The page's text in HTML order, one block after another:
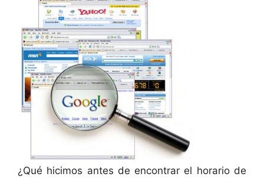
¿Qué hicimos antes de encontrar el horario de